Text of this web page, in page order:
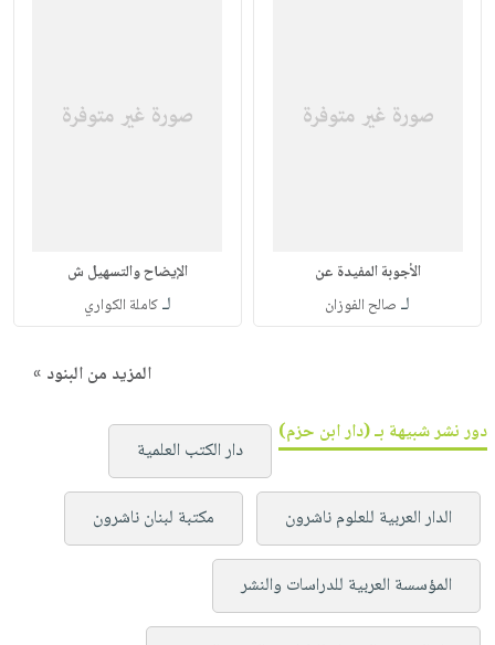
الأجوبة المفيدة عن
لـ صالح الفوزان
الإيضاح والتسهيل ش
لـكاملة الكواري
المزيد من البنود »
دور نشر شبيهة بـ (دار ابن حزم)
دار الكتب العلمية
الدار العربية للعلوم ناشرون مكتبة لبنان ناشرون
المؤسسة العربية للدراسات والنشر